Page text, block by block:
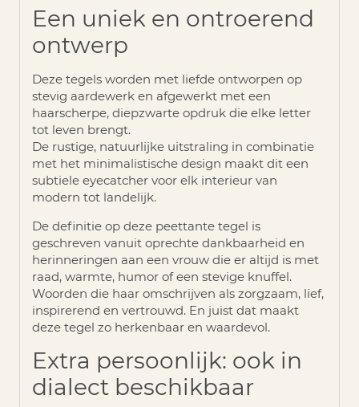
Een uniek en ontroerend
ontwerp
Deze tegels worden met liefde ontworpen op
stevig aardewerk en afgewerkt met een
haarscherpe, diepzwarte opdruk die elke letter
tot leven brengt.
De rustige, natuurlijke uitstraling in combinatie
met het minimalistische design maakt dit een
subtiele eyecatcher voor elk interieur van
modern tot landelijk.
De definitie op deze peettante tegel is
geschreven vanuit oprechte dankbaarheid en
herinneringen aan een vrouw die er altijd is met
raad, warmte, humor of een stevige knuffel.
Woorden die haar omschrijven als zorgzaam, lief,
inspirerend en vertrouwd. En juist dat maakt
deze tegel zo herkenbaar en waardevol.
Extra persoonlijk: ook in
dialect beschikbaar